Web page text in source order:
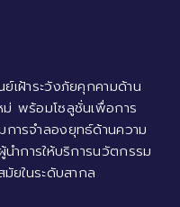
ย์เฝ้าระวังภัยคุกคามด้าน
ม่ พร้อมโซลูชั่นเพื่อการ
ารจำลองยุทธ์ด้านความ
ำการให้บริการนวัตกรรม
ยในระดับสากล